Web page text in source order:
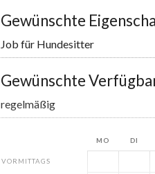
Gewünschte
Job für Hundesitter
Gewünschte
regelmäßig
MO DI
VORMITTAGS